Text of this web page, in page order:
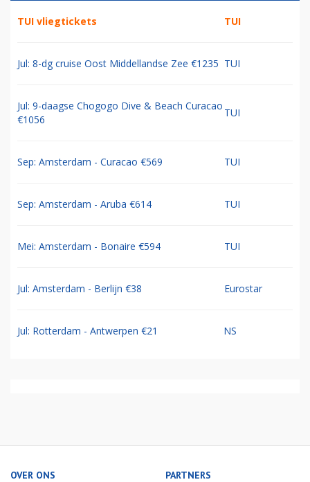
TUI vliegtickets TUI
Jul: 8-dg cruise Oost Middellandse Zee €1235 TUI
Jul: 9-daagse Chogogo Dive & Beach Curacao
€1056
TUI
Sep: Amsterdam - Curacao €569 TUI
Sep: Amsterdam - Aruba €614 TUI
Mei: Amsterdam - Bonaire €594 TUI
Jul: Amsterdam - Berlijn €38 Eurostar
Jul: Rotterdam - Antwerpen €21 NS
OVER ONS PARTNERS